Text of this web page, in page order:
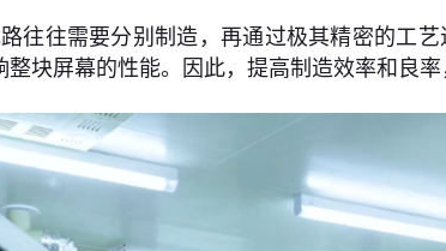
往往需要分别制造，再通过极其精密的工
块屏幕的性能。因此，提高制造效率和良率